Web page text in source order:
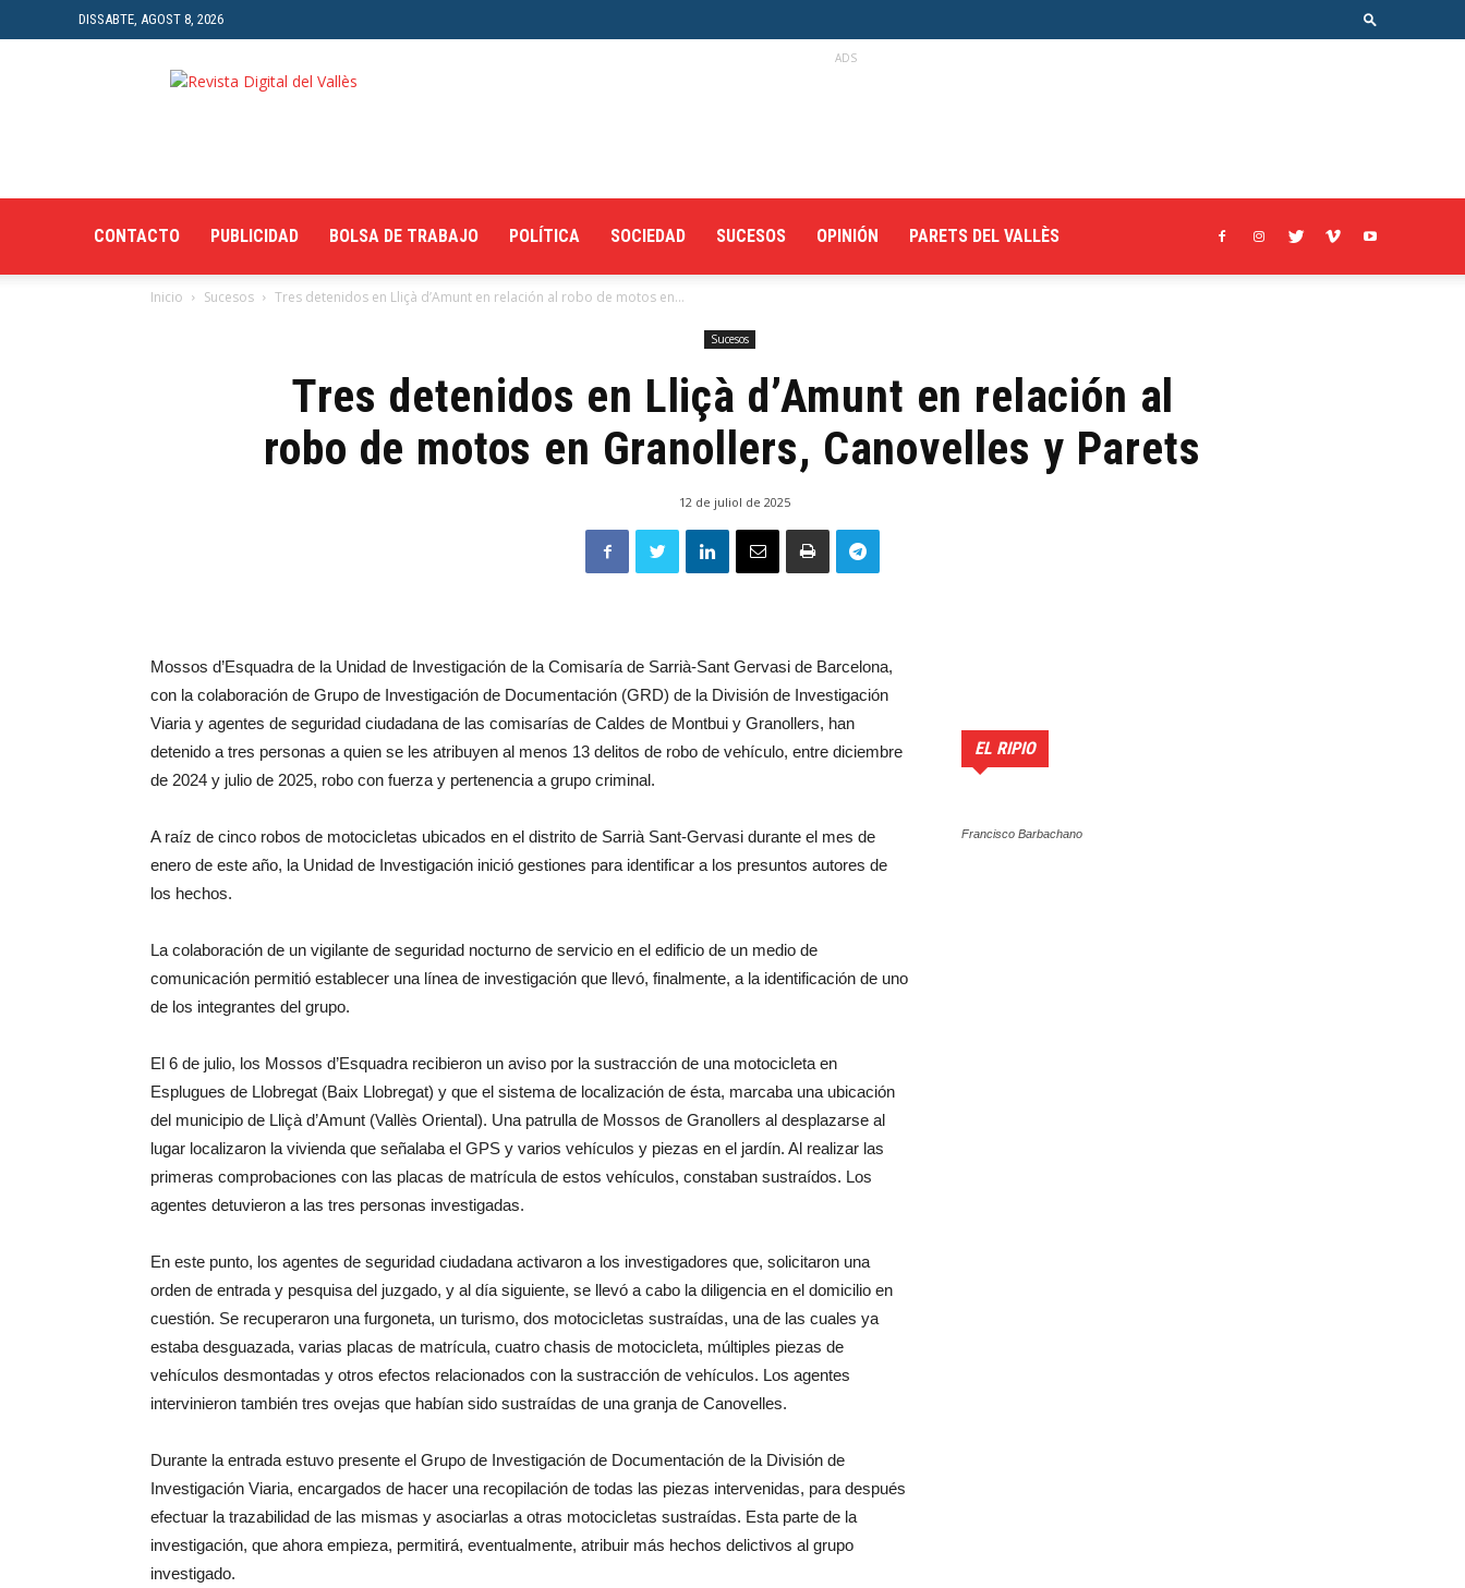
DISSABTE, AGOST 8, 2026
Revista
ADS
CONTACTO PUBLICIDAD BOLSA DE TRABAJO POLÍTICA SOCIEDAD SUCESOS OPINIÓN PARETS DEL VALLÈS
Inicio Sucesos Tres detenidos en Lliçà d’Amunt en relación al robo de motos en...
Sucesos
Tres detenidos en Lliçà d’Amunt en relación al
robo de motos en Granollers, Canovelles y Parets
12 de juliol de 2025
Mossos d’Esquadra de la Unidad de Investigación de la Comisaría de Sarrià-Sant Gervasi de Barcelona,
con la colaboración de Grupo de Investigación de Documentación (GRD) de la División de Investigación
Viaria y agentes de seguridad ciudadana de las comisarías de Caldes de Montbui y Granollers, han
detenido a tres personas a quien se les atribuyen al menos 13 delitos de robo de vehículo, entre diciembre
de 2024 y julio de 2025, robo con fuerza y pertenencia a grupo criminal.
A raíz de cinco robos de motocicletas ubicados en el distrito de Sarrià Sant-Gervasi durante el mes de
enero de este año, la Unidad de Investigación inició gestiones para identificar a los presuntos autores de
los hechos.
La colaboración de un vigilante de seguridad nocturno de servicio en el edificio de un medio de
comunicación permitió establecer una línea de investigación que llevó, finalmente, a la identificación de uno
de los integrantes del grupo.
El 6 de julio, los Mossos d’Esquadra recibieron un aviso por la sustracción de una motocicleta en
Esplugues de Llobregat (Baix Llobregat) y que el sistema de localización de ésta, marcaba una ubicación
del municipio de Lliçà d’Amunt (Vallès Oriental). Una patrulla de Mossos de Granollers al desplazarse al
lugar localizaron la vivienda que señalaba el GPS y varios vehículos y piezas en el jardín. Al realizar las
primeras comprobaciones con las placas de matrícula de estos vehículos, constaban sustraídos. Los
agentes detuvieron a las tres personas investigadas.
En este punto, los agentes de seguridad ciudadana activaron a los investigadores que, solicitaron una
orden de entrada y pesquisa del juzgado, y al día siguiente, se llevó a cabo la diligencia en el domicilio en
cuestión. Se recuperaron una furgoneta, un turismo, dos motocicletas sustraídas, una de las cuales ya
estaba desguazada, varias placas de matrícula, cuatro chasis de motocicleta, múltiples piezas de
vehículos desmontadas y otros efectos relacionados con la sustracción de vehículos. Los agentes
intervinieron también tres ovejas que habían sido sustraídas de una granja de Canovelles.
Durante la entrada estuvo presente el Grupo de Investigación de Documentación de la División de
Investigación Viaria, encargados de hacer una recopilación de todas las piezas intervenidas, para después
efectuar la trazabilidad de las mismas y asociarlas a otras motocicletas sustraídas. Esta parte de la
investigación, que ahora empieza, permitirá, eventualmente, atribuir más hechos delictivos al grupo
investigado.
EL RIPIO
Francisco Barbachano